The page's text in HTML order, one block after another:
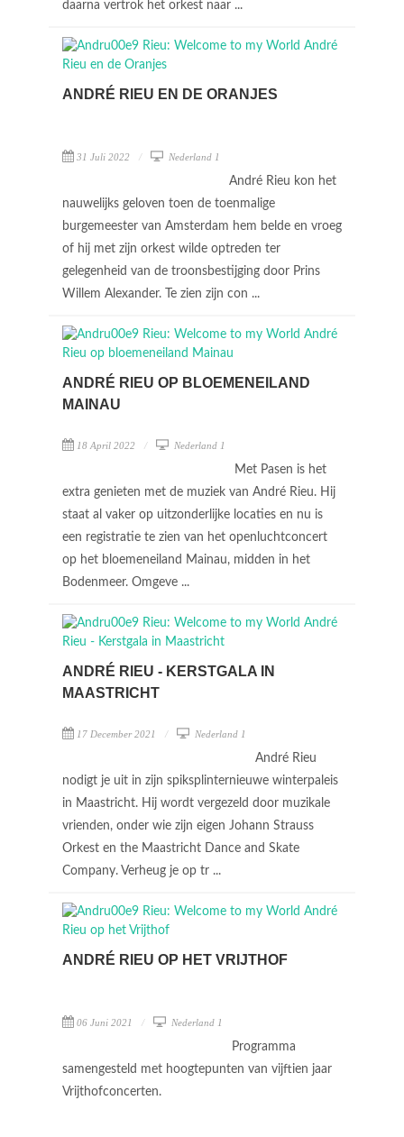
daarna vertrok het orkest naar ...
ANDRÉ RIEU EN DE ORANJES
31 Juli 2022 Nederland 1
André Rieu kon het
nauwelijks geloven toen de toenmalige
burgemeester van Amsterdam hem belde en vroeg
of hij met zijn orkest wilde optreden ter
gelegenheid van de troonsbestijging door Prins
Willem Alexander. Te zien zijn con ...
ANDRÉ RIEU OP BLOEMENEILAND
MAINAU
18 April 2022 Nederland 1
Met Pasen is het
extra genieten met de muziek van André Rieu. Hij
staat al vaker op uitzonderlijke locaties en nu is
een registratie te zien van het openluchtconcert
op het bloemeneiland Mainau, midden in het
Bodenmeer. Omgeve ...
ANDRÉ RIEU - KERSTGALA IN
MAASTRICHT
17 December 2021 Nederland 1
André Rieu
nodigt je uit in zijn spiksplinternieuwe winterpaleis
in Maastricht. Hij wordt vergezeld door muzikale
vrienden, onder wie zijn eigen Johann Strauss
Orkest en the Maastricht Dance and Skate
Company. Verheug je op tr ...
ANDRÉ RIEU OP HET VRIJTHOF
06 Juni 2021 Nederland 1
Programma
samengesteld met hoogtepunten van vijftien jaar
Vrijthofconcerten.